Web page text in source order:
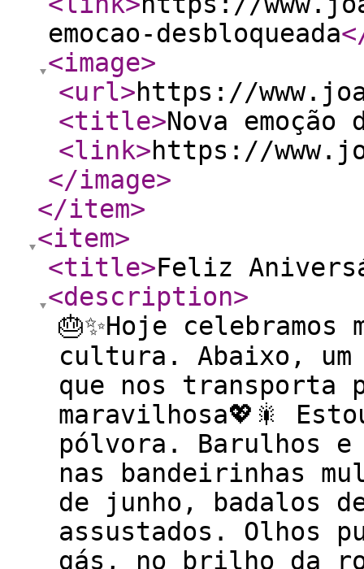
emocao-desbloqueada
<image>
<url>https://
<title>Nova emoção
<link>https://
</image>
</item>
<item>
<title>Feliz
<description>
🎂✨Hoje
cultura. Abaixo,
que nos transporta
maravilhosa💖🎇
pólvora. Barulhos
nas bandeirinhas
de junho, badalos
assustados. Olhos
gás, no brilho da